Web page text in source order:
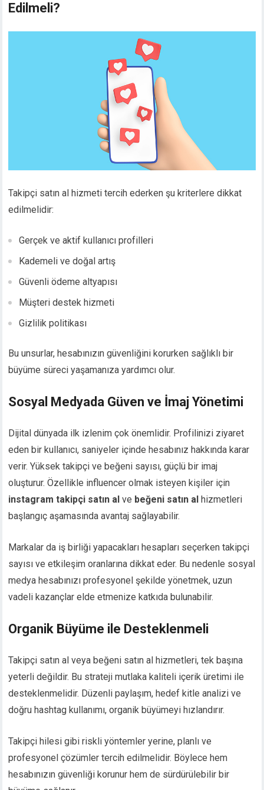
Edilmeli?
Takipçi satın al hizmeti tercih ederken şu kriterlere dikkat
edilmelidir:
Gerçek ve aktif kullanıcı profilleri
Kademeli ve doğal artış
Güvenli ödeme altyapısı
Müşteri destek hizmeti
Gizlilik politikası
Bu unsurlar, hesabınızın güvenliğini korurken sağlıklı bir
büyüme süreci yaşamanıza yardımcı olur.
Sosyal Medyada Güven ve İmaj Yönetimi
Dijital dünyada ilk izlenim çok önemlidir. Profilinizi ziyaret
eden bir kullanıcı, saniyeler içinde hesabınız hakkında karar
verir. Yüksek takipçi ve beğeni sayısı, güçlü bir imaj
oluşturur. Özellikle influencer olmak isteyen kişiler için
instagram takipçi satın al ve beğeni satın al hizmetleri
başlangıç aşamasında avantaj sağlayabilir.
Markalar da iş birliği yapacakları hesapları seçerken takipçi
sayısı ve etkileşim oranlarına dikkat eder. Bu nedenle sosyal
medya hesabınızı profesyonel şekilde yönetmek, uzun
vadeli kazançlar elde etmenize katkıda bulunabilir.
Organik Büyüme ile Desteklenmeli
Takipçi satın al veya beğeni satın al hizmetleri, tek başına
yeterli değildir. Bu strateji mutlaka kaliteli içerik üretimi ile
desteklenmelidir. Düzenli paylaşım, hedef kitle analizi ve
doğru hashtag kullanımı, organik büyümeyi hızlandırır.
Takipçi hilesi gibi riskli yöntemler yerine, planlı ve
profesyonel çözümler tercih edilmelidir. Böylece hem
hesabınızın güvenliği korunur hem de sürdürülebilir bir